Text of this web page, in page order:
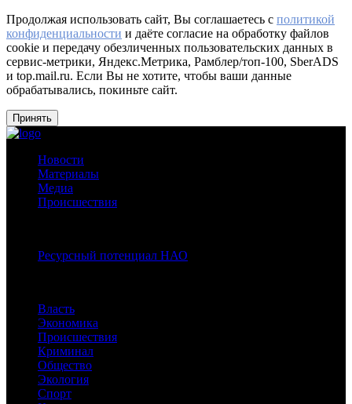
Продолжая использовать сайт, Вы соглашаетесь с политикой
конфиденциальности и даёте согласие на обработку файлов
cookie и передачу обезличенных пользовательских данных в
сервис-метрики, Яндекс.Метрика, Рамблер/топ-100, SberADS
и top.mail.ru. Если Вы не хотите, чтобы ваши данные
обрабатывались, покиньте сайт.
Принять
Новости
Материалы
Медиа
Происшествия
Ресурсный потенциал НАО
Власть
Экономика
Происшествия
Криминал
Общество
Экология
Спорт